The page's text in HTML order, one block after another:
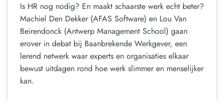
Is HR nog nodig? En maakt schaarste werk echt beter?
Machiel Den Dekker (AFAS Software) en Lou Van
Beirendonck (Antwerp Management School) gaan
erover in debat bij Baanbrekende Werkgever, een
lerend netwerk waar experts en organisaties elkaar
bewust uitdagen rond hoe werk slimmer en menselijker
kan.